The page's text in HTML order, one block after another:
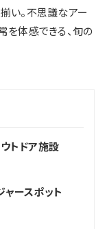
い。不思議なアー
を体感できる、旬の
トドア施設
ースポット